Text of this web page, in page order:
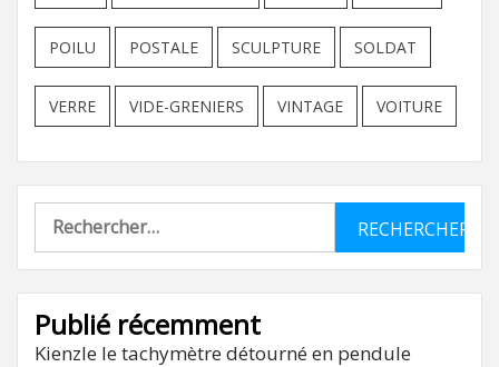
POILU POSTALE SCULPTURE SOLDAT
VERRE VIDE-GRENIERS VINTAGE VOITURE
Rechercher :
Publié récemment
Kienzle le tachymètre détourné en pendule